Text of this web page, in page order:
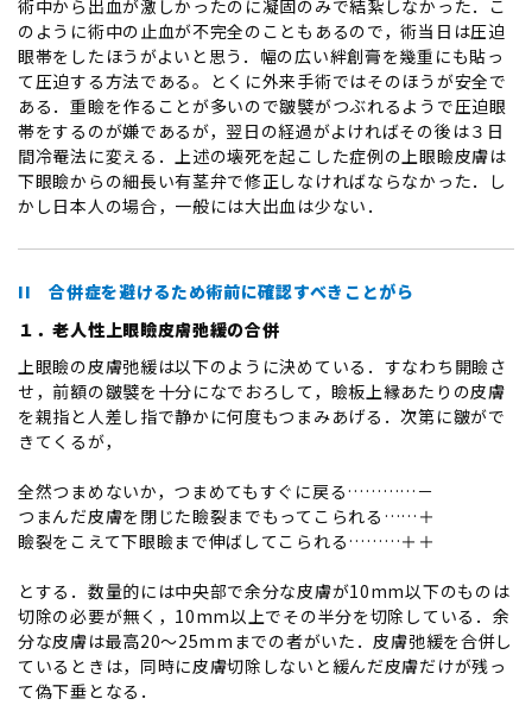
術中から出血が激しかったのに凝固のみで結紮しなかった．こ
のように術中の止血が不完全のこともあるので，術当日は圧迫
眼帯をしたほうがよいと思う．幅の広い絆創膏を幾重にも貼っ
て圧迫する方法である。とくに外来手術ではそのほうが安全で
ある．重瞼を作ることが多いので皺襞がつぶれるようで圧迫眼
帯をするのが嫌であるが，翌日の経過がよければその後は３日
間冷罨法に変える．上述の壊死を起こした症例の上眼瞼皮膚は
下眼瞼からの細長い有茎弁で修正しなければならなかった．し
かし日本人の場合，一般には大出血は少ない．
II 合併症を避けるため術前に確認すべきことがら
１．老人性上眼瞼皮膚弛緩の合併
上眼瞼の皮膚弛緩は以下のように決めている．すなわち開瞼さ
せ，前額の皺襞を十分になでおろして，瞼板上縁あたりの皮膚
を親指と人差し指で静かに何度もつまみあげる．次第に皺がで
きてくるが，
全然つまめないか，つまめてもすぐに戻る…………－
つまんだ皮膚を閉じた瞼裂までもってこられる……＋
瞼裂をこえて下眼瞼まで伸ばしてこられる………＋＋
とする．数量的には中央部で余分な皮膚が10mm以下のものは
切除の必要が無く，10mm以上でその半分を切除している．余
分な皮膚は最高20～25mmまでの者がいた．皮膚弛緩を合併し
ているときは，同時に皮膚切除しないと緩んだ皮膚だけが残っ
て偽下垂となる．